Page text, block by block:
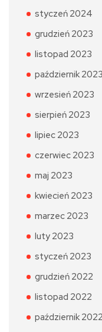
styczeń 2024
grudzień 2023
listopad 2023
październik 2023
wrzesień 2023
sierpień 2023
lipiec 2023
czerwiec 2023
maj 2023
kwiecień 2023
marzec 2023
luty 2023
styczeń 2023
grudzień 2022
listopad 2022
październik 2022